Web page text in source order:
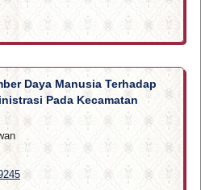
Daya Manusia Terhadap
Pada Kecamatan